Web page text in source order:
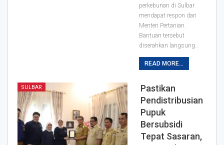
perkebunan di Sulbar
mendapat respon dari
Menteri Pertanian.
Bantuan tersebut
diserahkan langsung…
READ MORE...
SULBAR
Pastikan
Pendistribusian
Pupuk
Bersubsidi
Tepat Sasaran,